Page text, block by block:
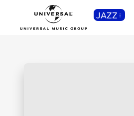
JAZZ
CLASSICA